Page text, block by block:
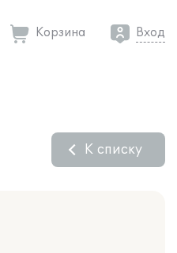
Корзина Вход
К списку